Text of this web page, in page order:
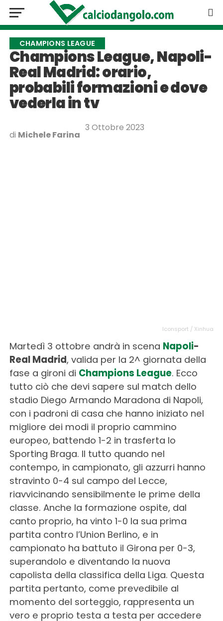
CHAMPIONS LEAGUE
Champions League, Napoli-
Real Madrid: orario,
probabili formazioni e dove
vederla in tv
di Michele Farina
3 Ottobre 2023
Iconsport / Xinhua
Martedì 3 ottobre andrà in scena Napoli-
Real Madrid, valida per la 2^ giornata della
fase a gironi di Champions League. Ecco
tutto ciò che devi sapere sul match dello
stadio Diego Armando Maradona di Napoli,
con i padroni di casa che hanno iniziato nel
migliore dei modi il proprio cammino
europeo, battendo 1-2 in trasferta lo
Sporting Braga. Il tutto quando nel
contempo, in campionato, gli azzurri hanno
stravinto 0-4 sul campo del Lecce,
riavvicinando sensibilmente le prime della
classe. Anche la formazione ospite, dal
canto proprio, ha vinto 1-0 la sua prima
partita contro l’Union Berlino, e in
campionato ha battuto il Girona per 0-3,
superandolo e diventando la nuova
capolista della classifica della Liga. Questa
partita pertanto, come prevedibile al
momento del sorteggio, rappresenta un
vero e proprio testa a testa per accedere